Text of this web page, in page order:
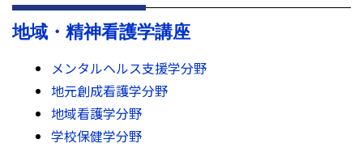
地域・精神看護学講座
メンタルヘルス支援学分野
地元創成看護学分野
地域看護学分野
学校保健学分野